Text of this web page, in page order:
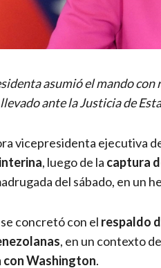
asumió el mando
ante la Justicia de
vicepresidenta ejecutiva
, luego de la captura
del sábado, en un
concretó con el respaldo
, en un contexto de
Washington.